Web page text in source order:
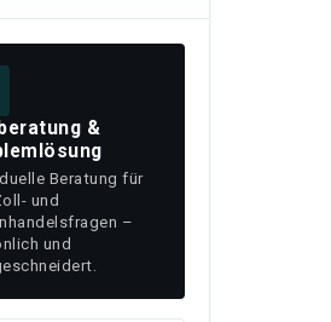
&
Beratung für
und
–
und